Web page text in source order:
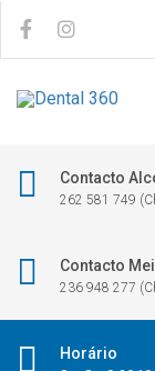
Contacto
262 581 749
Contacto
236 948 277
Horário